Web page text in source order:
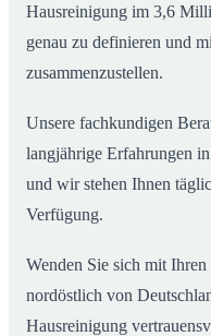
Hausreinigung im 3,6
genau zu definieren und
zusammenzustellen.
Unsere fachkundigen
langjährige Erfahrungen
und wir stehen Ihnen
Verfügung.
Wenden Sie sich mit
nordöstlich von
Hausreinigung